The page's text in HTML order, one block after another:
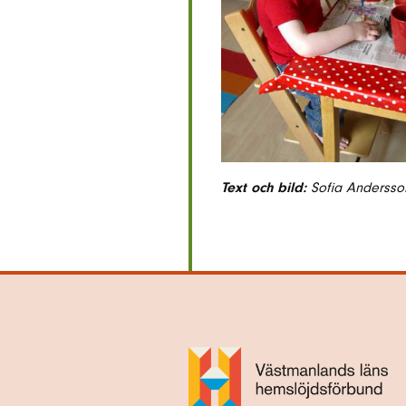
Text och bild:Sofia